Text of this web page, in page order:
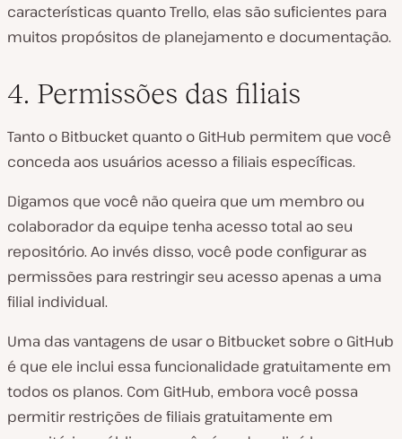
características quanto Trello, elas são suficientes para
muitos propósitos de planejamento e documentação.
4. Permissões das filiais
Tanto o Bitbucket quanto o GitHub permitem que você
conceda aos usuários acesso a filiais específicas.
Digamos que você não queira que um membro ou
colaborador da equipe tenha acesso total ao seu
repositório. Ao invés disso, você pode configurar as
permissões para restringir seu acesso apenas a uma
filial individual.
Uma das vantagens de usar o Bitbucket sobre o GitHub
é que ele inclui essa funcionalidade gratuitamente em
todos os planos. Com GitHub, embora você possa
permitir restrições de filiais gratuitamente em